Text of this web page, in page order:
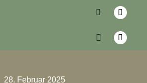
28. Februar 2025